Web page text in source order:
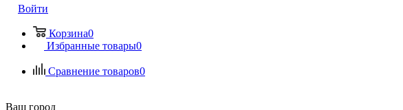
Войти
Корзина0
Избранные товары0
Сравнение товаров0
Ваш город